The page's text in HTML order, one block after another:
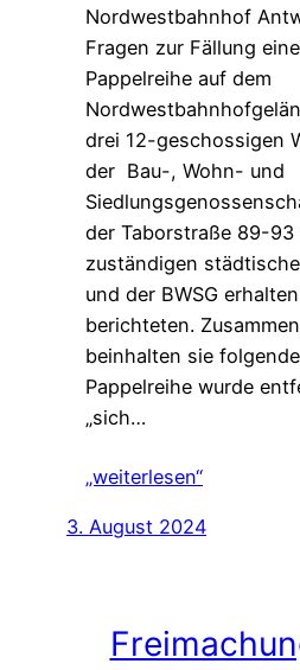
Nordwestbahnhof
Fragen zur Fällung
Pappelreihe auf dem
drei 12-geschossigen
der Bau-, Wohn- und
der Taborstraße 89-93
zuständigen
und der BWSG
berichteten.
beinhalten sie
Pappelreihe wurde
„sich…
„weiterlesen“
3. August 2024